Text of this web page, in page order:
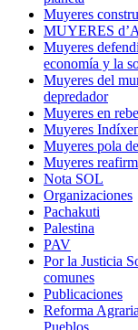
Muyeres
MUYERES
Muyeres
economía y la
Muyeres del
depredador
Muyeres en
Muyeres
Muyeres pola
Muyeres
Nota SOL
Organizaciones
Pachakuti
Palestina
PAV
Por la Justicia
comunes
Publicaciones
Reforma
Pueblos.